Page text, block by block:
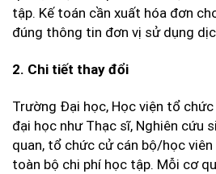
tập. Kế toán cần xuất hóa đơn
đúng thông tin đơn vị sử dụng
2. Chi tiết thay đổi
Trường Đại học, Học viện tổ
đại học như Thạc sĩ, Nghiên cứu
quan, tổ chức cử cán bộ/học
toàn bộ chi phí học tập. Mỗi cơ